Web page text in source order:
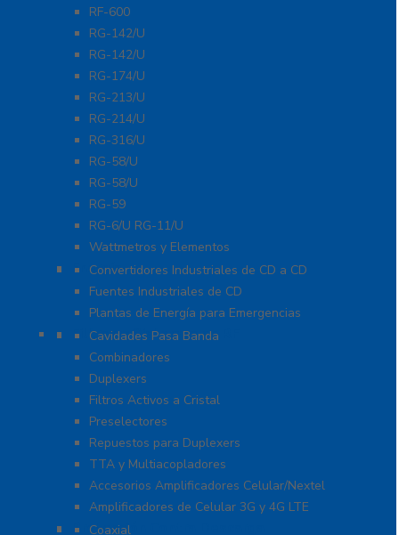
RF-600
RG-142/U
RG-142/U
RG-174/U
RG-213/U
RG-214/U
RG-316/U
RG-58/U
RG-58/U
RG-59
RG-6/U RG-11/U
Wattmetros y Elementos
Energía
Convertidores Industriales de CD a CD
Fuentes Industriales de CD
Plantas de Energía para Emergencias
Filtros y Sistemas en RF
Cavidades Pasa Banda
Combinadores
Duplexers
Filtros Activos a Cristal
Preselectores
Repuestos para Duplexers
TTA y Multiacopladores
Accesorios Amplificadores Celular/Nextel
Amplificadores de Celular 3G y 4G LTE
Protección Contra Descarga
Coaxial